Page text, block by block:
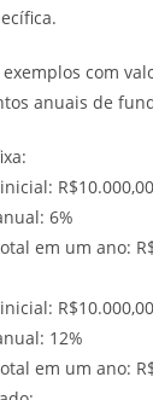
com
anuais de
R$10.000,00
6%
em um ano:
R$10.000,00
12%
em um ano: